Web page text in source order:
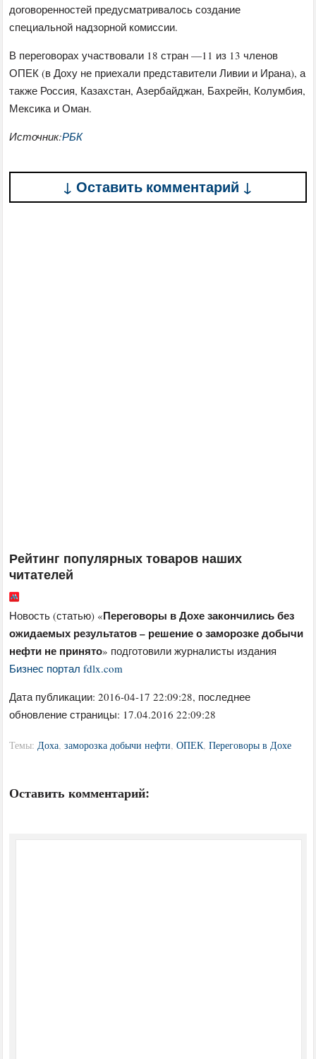
договоренностей предусматривалось создание
специальной надзорной комиссии.
В переговорах участвовали 18 стран —11 из 13 членов
ОПЕК (в Доху не приехали представители Ливии и Ирана), а
также Россия, Казахстан, Азербайджан, Бахрейн, Колумбия,
Мексика и Оман.
Источник:РБК
↓ Оставить комментарий ↓
Рейтинг популярных товаров наших
читателей
Новость (статью) «Переговоры в Дохе закончились без
ожидаемых результатов – решение о заморозке добычи
нефти не принято» подготовили журналисты издания
Бизнес портал fdlx.com
Дата публикации:2016-04-17 22:09:28, последнее
обновление страницы: 17.04.2016 22:09:28
Темы:Доха,заморозка добычи нефти,ОПЕК,Переговоры в Дохе
Оставить комментарий: